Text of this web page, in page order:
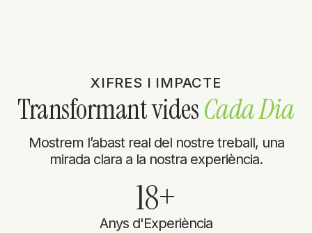
XIFRES I IMPACTE
Transformant videsCada Dia
Mostrem l’abast real del nostre treball, una
mirada clara a la nostra experiència.
Anys d'Experiència
18+